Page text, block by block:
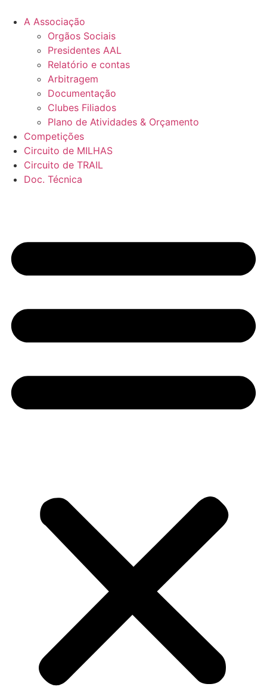
para
conteúdo
A Associação
Orgãos Sociais
Presidentes AAL
Relatório e contas
Arbitragem
Documentação
Clubes Filiados
Plano de Atividades & Orçamento
Competições
Circuito de MILHAS
Circuito de TRAIL
Doc. Técnica